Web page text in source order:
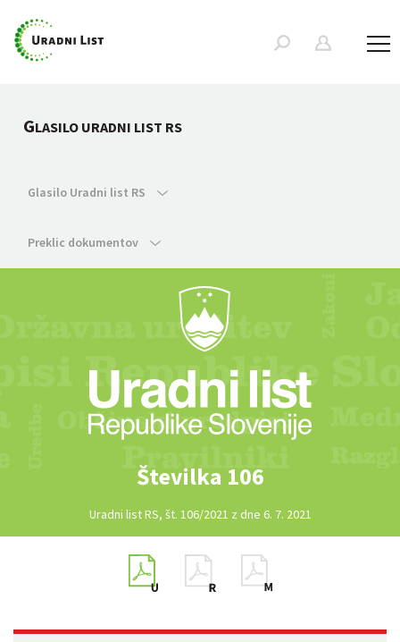
GLASILO URADNI LIST RS
Glasilo Uradni list RS
Preklic dokumentov
Številka 106
Uradni list RS, št. 106/2021 z dne 6. 7. 2021